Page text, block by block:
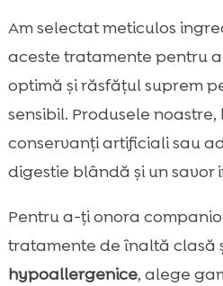
Am selectat meticulos
aceste tratamente pentru
optimă și răsfățul suprem
sensibil. Produsele
conservanți artificiali sau
digestie blândă și un savor
Pentru a-ți onora
tratamente de înaltă clasă
hypoallergenice, alege